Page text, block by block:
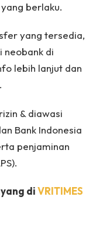
berlaku.
yang tersedia,
neobank di
lebih lanjut dan
.
& diawasi
Bank Indonesia
penjaminan
diVRITIMES